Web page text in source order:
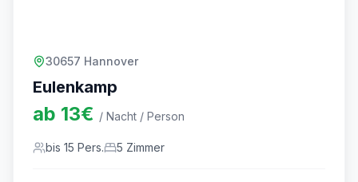
30657 Hannover
Eulenkamp
ab 13€ / Nacht / Person
bis 15 Pers. 5 Zimmer